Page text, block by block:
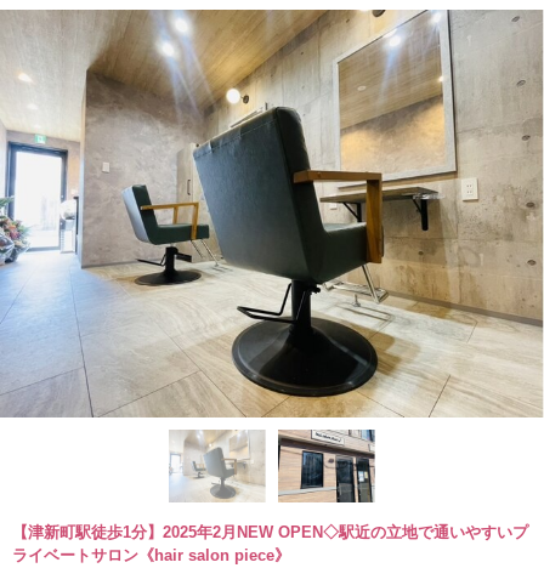
【津新町駅徒歩1分】2025年2月NEW OPEN◇駅近の立地で通いやすいプ
ライベートサロン《hair salon piece》